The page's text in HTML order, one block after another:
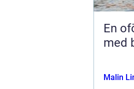
En
med
Malin